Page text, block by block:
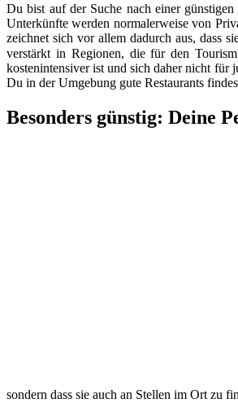
Du bist auf der Suche nach einer günstigen
Unterkünfte werden normalerweise von
zeichnet sich vor allem dadurch aus, dass
verstärkt in Regionen, die für den
kostenintensiver ist und sich daher nicht für
Du in der Umgebung gute Restaurants
Besonders günstig: Deine
sondern dass sie auch an Stellen im Ort zu